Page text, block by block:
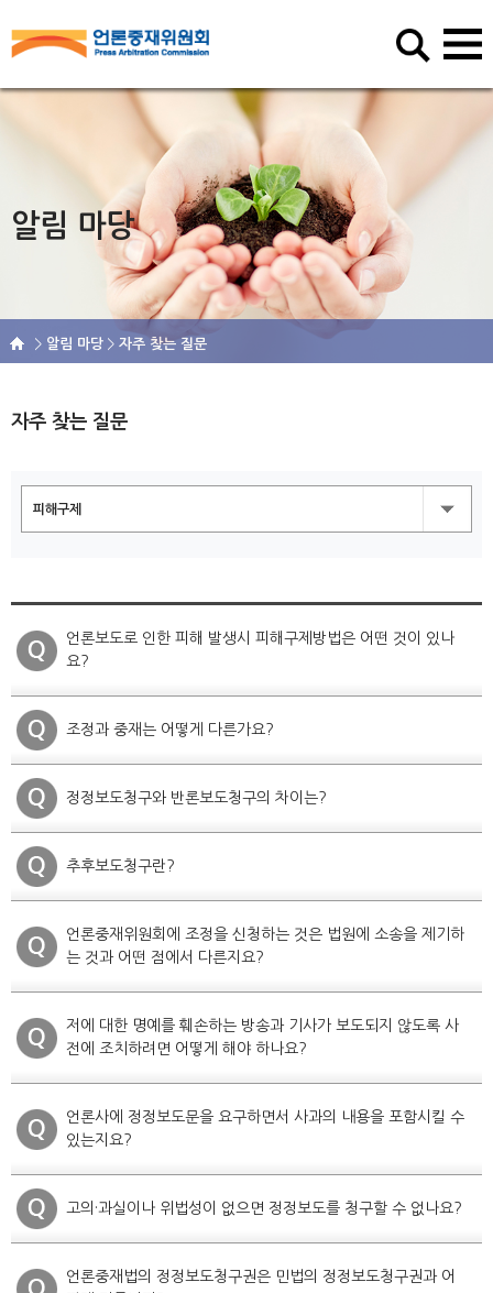
알림 마당
알림 마당 자주 찾는 질문
자주 찾는 질문
피해구제
언론보도로 인한 피해 발생시 피해구제방법은 어떤 것이 있나
요?
조정과 중재는 어떻게 다른가요?
정정보도청구와 반론보도청구의 차이는?
추후보도청구란?
언론중재위원회에 조정을 신청하는 것은 법원에 소송을 제기하
는 것과 어떤 점에서 다른지요?
저에 대한 명예를 훼손하는 방송과 기사가 보도되지 않도록 사
전에 조치하려면 어떻게 해야 하나요?
언론사에 정정보도문을 요구하면서 사과의 내용을 포함시킬 수
있는지요?
고의·과실이나 위법성이 없으면 정정보도를 청구할 수 없나요?
언론중재법의 정정보도청구권은 민법의 정정보도청구권과 어